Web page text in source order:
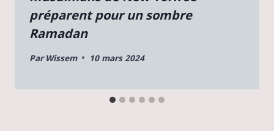
préparent pour un sombre
Ramadan
Par Wissem 10 mars 2024